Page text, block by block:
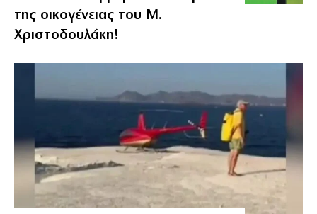
της οικογένειας του Μ.
Χριστοδουλάκη!